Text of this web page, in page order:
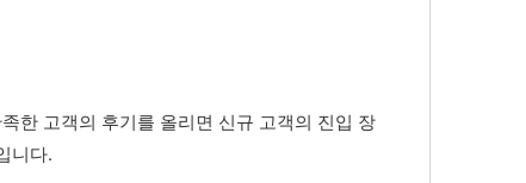
한 고객의 후기를 올리면 신규 고객의 진입 장
니다.